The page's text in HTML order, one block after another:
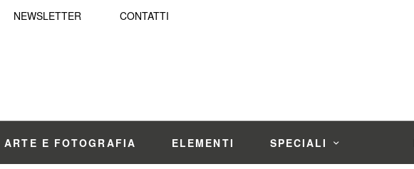
NEWSLETTER CONTATTI
ARTE E FOTOGRAFIA ELEMENTI SPECIALI